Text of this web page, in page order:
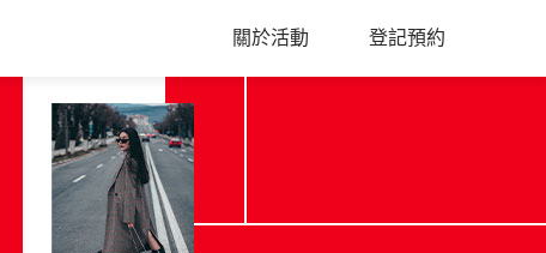
關於活動 登記預約